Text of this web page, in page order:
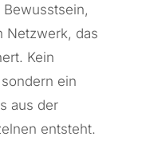
Netzwerk, das
Kein
ein
aus der
entsteht.